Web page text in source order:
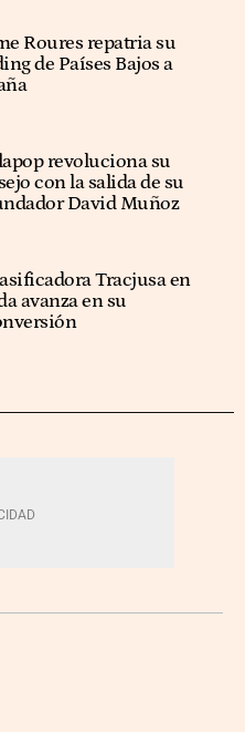
Roures repatria su
de Países Bajos a
revoluciona su
con la salida de su
David Muñoz
Tracjusa en
avanza en su